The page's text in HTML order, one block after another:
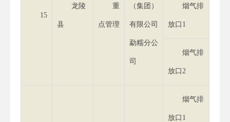
15
龙陵
县
重
点管理
（集团）
有限公司
勐糯分公
司
烟气排
放口1
烟气排
放口2
烟气排
放口1